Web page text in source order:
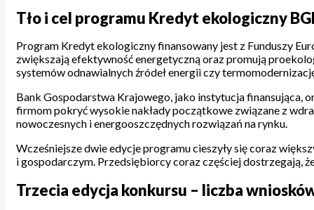
Tło i cel programu Kredyt ekologiczny
Program Kredyt ekologiczny finansowany jest z Funduszy
zwiększają efektywność energetyczną oraz promują
systemów odnawialnych źródeł energii czy
Bank Gospodarstwa Krajowego, jako instytucja finansująca,
firmom pokryć wysokie nakłady początkowe związane z
nowoczesnych i energooszczędnych rozwiązań na rynku.
Wcześniejsze dwie edycje programu cieszyły się coraz
i gospodarczym. Przedsiębiorcy coraz częściej dostrzegają,
Trzecia edycja konkursu – liczba